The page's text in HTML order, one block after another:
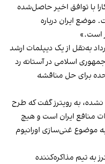
با توافق اخیر حاصل‌شده
موضع ایران درباره
است.»
رویترز نیز دوشنبه ۱۲ خرداد به‌نقل از یک دیپلمات ارشد
اسلامی در آستانه رد
برای حل مناقشه
به رویترز گفت که طرح
منافع ایران است و هیچ
موضوع غنی‌سازی اورانیوم
به تیم مذاکره‌کننده